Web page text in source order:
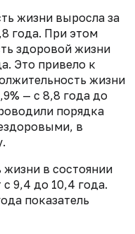
жизни выросла за
года. При этом
здоровой жизни
Это привело к
жизни
— с 8,8 года до
порядка
в
в состоянии
с 9,4 до 10,4 года.
показатель